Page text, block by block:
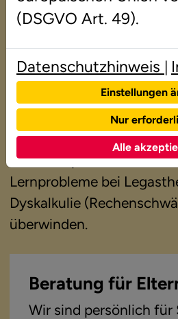
Lernschwierigkeiten wie
Schwäche bzw. Lese-
(LRS). Es sind Präsenz-
Therapie möglich. Nach
Diagnostik wird ein
Therapieplan für eine
Lerntherapie erstellt, die
Lernprobleme bei
Dyskalkulie
überwinden.
Beratung für
Wir sind persönlich für
(DSGVO Art. 49).
Datenschutzhinweis |
Einstellungen
Nur
Alle